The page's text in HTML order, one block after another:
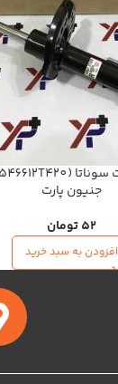
جنیون پارت
52تومان
افزودن به سبد خرید